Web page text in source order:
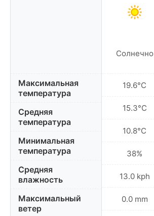
Максимальная
температура
Средняя
температура
Минимальная
температура
Средняя
влажность
Максимальный
ветер
Солнечно
19.6°C
15.3°C
10.8°C
38%
13.0 kph
0.0 mm